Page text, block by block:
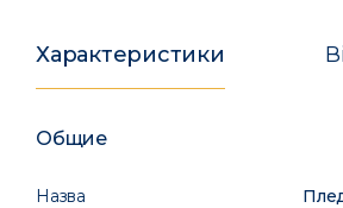
Характеристики
Общие
Назва